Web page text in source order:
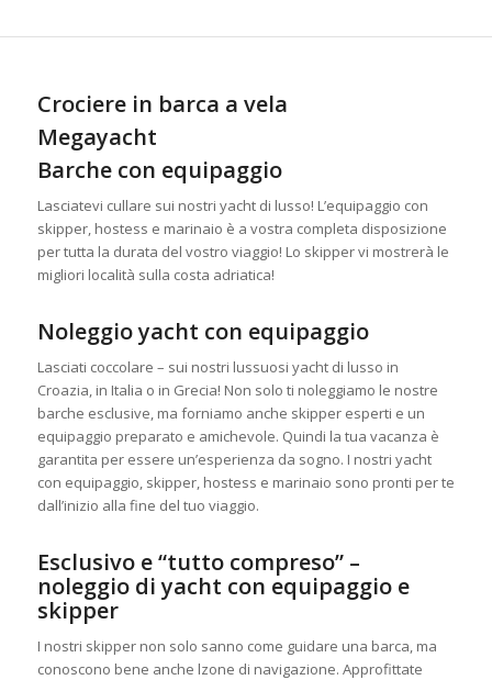
Crociere in barca a vela
Megayacht
Barche con equipaggio
Lasciatevi cullare sui nostri yacht di lusso! L’equipaggio con
skipper, hostess e marinaio è a vostra completa disposizione
per tutta la durata del vostro viaggio! Lo skipper vi mostrerà le
migliori località sulla costa adriatica!
Noleggio yacht con equipaggio
Lasciati coccolare – sui nostri lussuosi yacht di lusso in
Croazia, in Italia o in Grecia! Non solo ti noleggiamo le nostre
barche esclusive, ma forniamo anche skipper esperti e un
equipaggio preparato e amichevole. Quindi la tua vacanza è
garantita per essere un’esperienza da sogno. I nostri yacht
con equipaggio, skipper, hostess e marinaio sono pronti per te
dall’inizio alla fine del tuo viaggio.
Esclusivo e “tutto compreso” –
noleggio di yacht con equipaggio e
skipper
I nostri skipper non solo sanno come guidare una barca, ma
conoscono bene anche lzone di navigazione. Approfittate